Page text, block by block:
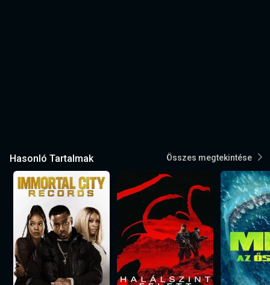
Hasonló Tartalmak Összes megtekintése